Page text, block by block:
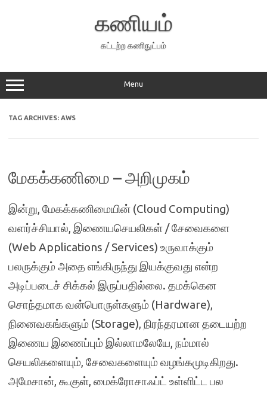
கணியம்
கட்டற்ற கணிநுட்பம்
Menu
TAG ARCHIVES: AWS
மேகக்கணிமை – அறிமுகம்
இன்று, மேகக்கணிமையின் (Cloud Computing)
வளர்ச்சியால், இணையசெயலிகள் / சேவைகளை
(Web Applications / Services) உருவாக்கும்
பலருக்கும் அதை எங்கிருந்து இயக்குவது என்ற
அடிப்படைச் சிக்கல் இருப்பதில்லை. தமக்கென
சொந்தமாக வன்பொருள்களும் (Hardware),
நினைவகங்களும் (Storage), நிரந்தரமான தடையற்ற
இணைய இணைப்பும் இல்லாமலேயே, நம்மால்
செயலிகளையும், சேவைகளையும் வழங்கமுடிகிறது.
அமேசான், கூகுள், மைக்ரோசாஃப்ட் உள்ளிட்ட பல